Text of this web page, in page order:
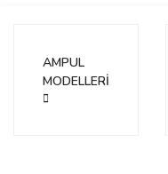
AMPUL
MODELLERİ